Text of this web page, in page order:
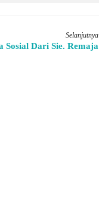
Selanjutnya
Sosial Dari Sie. Remaja